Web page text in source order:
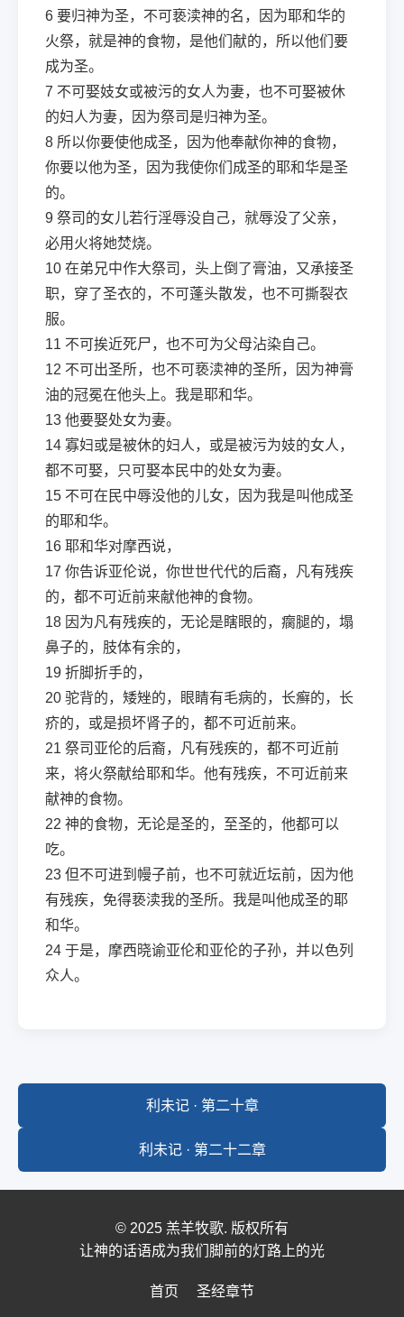
6 要归神为圣，不可亵渎神的名，因为耶和华的
火祭，就是神的食物，是他们献的，所以他们要
成为圣。
7 不可娶妓女或被污的女人为妻，也不可娶被休
的妇人为妻，因为祭司是归神为圣。
8 所以你要使他成圣，因为他奉献你神的食物，
你要以他为圣，因为我使你们成圣的耶和华是圣
的。
9 祭司的女儿若行淫辱没自己，就辱没了父亲，
必用火将她焚烧。
10 在弟兄中作大祭司，头上倒了膏油，又承接圣
职，穿了圣衣的，不可蓬头散发，也不可撕裂衣
服。
11 不可挨近死尸，也不可为父母沾染自己。
12 不可出圣所，也不可亵渎神的圣所，因为神膏
油的冠冕在他头上。我是耶和华。
13 他要娶处女为妻。
14 寡妇或是被休的妇人，或是被污为妓的女人，
都不可娶，只可娶本民中的处女为妻。
15 不可在民中辱没他的儿女，因为我是叫他成圣
的耶和华。
16 耶和华对摩西说，
17 你告诉亚伦说，你世世代代的后裔，凡有残疾
的，都不可近前来献他神的食物。
18 因为凡有残疾的，无论是瞎眼的，瘸腿的，塌
鼻子的，肢体有余的，
19 折脚折手的，
20 驼背的，矮矬的，眼睛有毛病的，长癣的，长
疥的，或是损坏肾子的，都不可近前来。
21 祭司亚伦的后裔，凡有残疾的，都不可近前
来，将火祭献给耶和华。他有残疾，不可近前来
献神的食物。
22 神的食物，无论是圣的，至圣的，他都可以
吃。
23 但不可进到幔子前，也不可就近坛前，因为他
有残疾，免得亵渎我的圣所。我是叫他成圣的耶
和华。
24 于是，摩西晓谕亚伦和亚伦的子孙，并以色列
众人。
利未记 · 第二十章
利未记 · 第二十二章
© 2025 羔羊牧歌. 版权所有
让神的话语成为我们脚前的灯路上的光
首页 圣经章节